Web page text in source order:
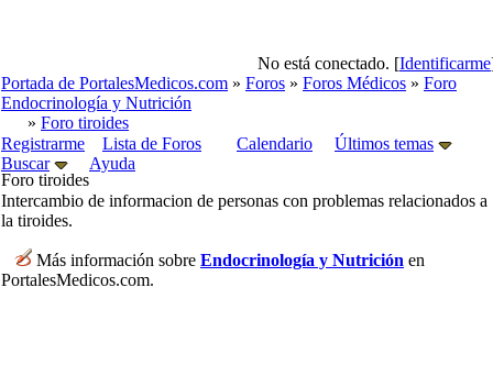
No está conectado. [Identificarme
Portada de PortalesMedicos.com » Foros » Foros Médicos » Foro
Endocrinología y Nutrición
» Foro tiroides
Registrarme
Lista de Foros Calendario
Últimos temas
Buscar
Ayuda
Foro tiroides
Intercambio de informacion de personas con problemas relacionados a
la tiroides.
Más información sobre Endocrinología y Nutrición en
PortalesMedicos.com.